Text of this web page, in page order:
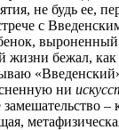
не будь ее,
с
жизни бежал,
ни
–